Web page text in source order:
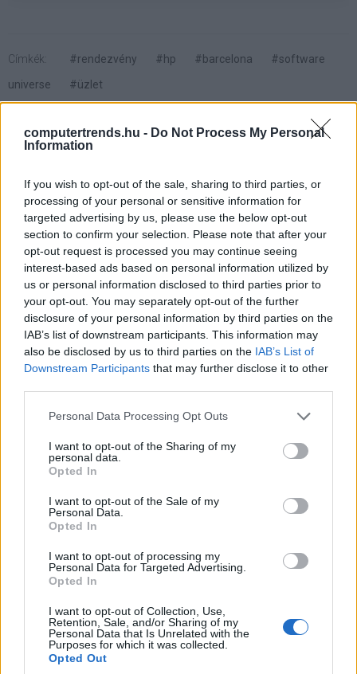
computertrends.hu - Do Not Process My Personal
Information
If you wish to opt-out of the sale, sharing to third parties, or
processing of your personal or sensitive information for
targeted advertising by us, please use the below opt-out
section to confirm your selection. Please note that after your
opt-out request is processed you may continue seeing
interest-based ads based on personal information utilized by
us or personal information disclosed to third parties prior to
your opt-out. You may separately opt-out of the further
disclosure of your personal information by third parties on the
IAB’s list of downstream participants. This information may
also be disclosed by us to third parties on the IAB’s List of
Downstream Participants that may further disclose it to other
Please note that this website/app uses one or more Google
not limited to your visit or usage behaviour. You may click to
grant or deny consent to Google and its third-party tags to
use your data for below specified purposes in below Google
consent section.
Personal Data Processing Opt Outs
I want to opt-out of the Sharing of my
personal data.
Opted In
I want to opt-out of the Sale of my
Personal Data.
Opted In
I want to opt-out of processing my
Personal Data for Targeted Advertising.
Opted In
I want to opt-out of Collection, Use,
Retention, Sale, and/or Sharing of my
Personal Data that Is Unrelated with the
Purposes for which it was collected.
Opted Out
Címkék: #rendezvény #hp #barcelona
#software
universe
#üzlet
Az első öt telefongyártó között
az Apple
Egri Imre|2010 október 29. 12:21
A harmadik negyedévben az Apple megelőzte
a Research in Motiont és a Sony Ericssont, így
a világ negyedik legnagyobb telefongyártójává
avanzsált. Jobs szerint a belátható jövőben
Apple4,3 százalékos piaci részesedésével és 14,1
millió leszállított telefonnal járult hozzá a globális
mobilpiachoz a júliustól szeptemberig terjedő
időszakban. 2009 azonos időszakához viszonyítva
duplázott a cég.
Nokia110,4 millió kiszállított mobillal továbbra is
vezető pozícióban van, a második hely pedig a
Samsungot illeti 71,4 millió darabbal. Az LG 28,4 millió
készüléket adott el így a harmadik helyre került.